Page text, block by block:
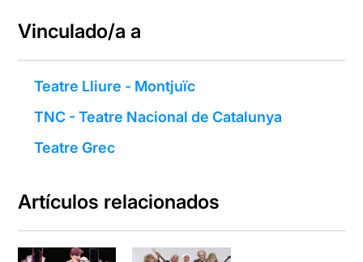
Vinculado/a a
Teatre Lliure - Montjuïc
TNC - Teatre Nacional de Catalunya
Teatre Grec
Artículos relacionados